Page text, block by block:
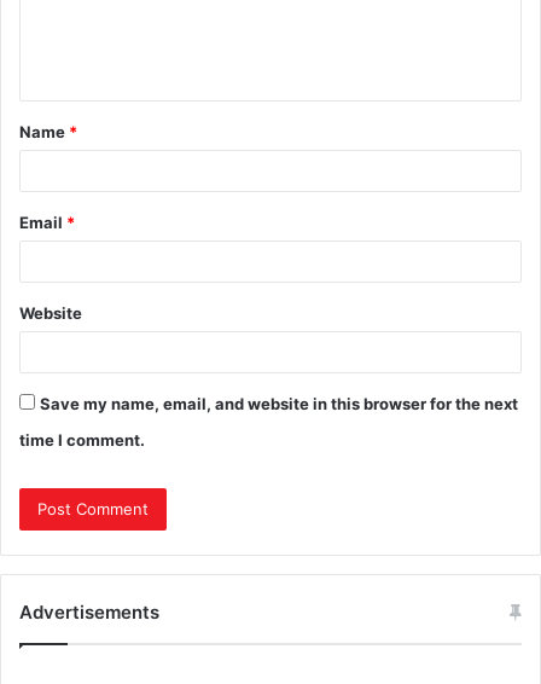
Name *
Email *
Website
Save my name, email, and website in this browser for the next
time I comment.
Advertisements